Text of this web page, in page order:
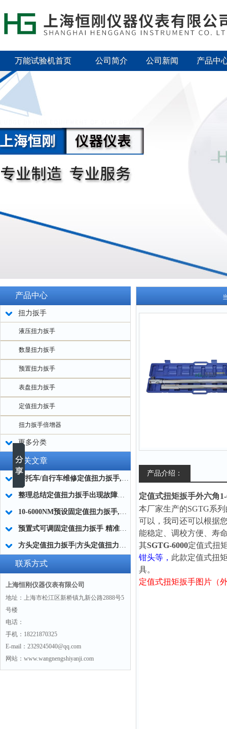
万能试验机首页 公司简介 公司新闻 产品中
产品中心
扭力扳手
液压扭力扳手
数显扭力扳手
预置扭力扳手
表盘扭力扳手
定值扭力扳手
扭力扳手倍增器
更多分类
相关文章
摩托车/自行车维修定值扭力扳手,汽修店专用预置式扭力扳手工具
整理总结定值扭力扳手出现故障的解决办法
10-6000NM预设固定值扭力扳手,多种扭矩范围可供选择预置式扭力扳手
预置式可调固定值扭力扳手 精准可调固定值扭力工具 大扭矩可调扭力扳手
方头定值扭力扳手|方头定值扭力扳手带可换头的功能
联系方式
上海恒刚仪器仪表有限公司
地址：上海市松江区新桥镇九新公路2888号5
号楼
电话：
手机：18221870325
E-mail：2329245040@qq.com
网站：www.wangnengshiyanji.com
产品介绍：
定值式扭矩扳手外六角
本厂家生产的SGTG系
可以，我司还可以根据
能稳定、调校方便、寿
其SGTG-6000定值式扭
钳头等， 此款定值式扭
具。
定值式扭矩扳手图片（